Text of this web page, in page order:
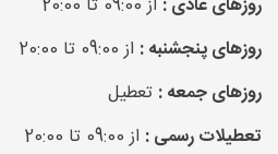
روزهای عادی : از 09:00 تا 20:00
روزهای پنجشنبه : از 09:00 تا 20:00
روزهای جمعه : تعطیل
تعطیلات رسمی : از 09:00 تا 20:00